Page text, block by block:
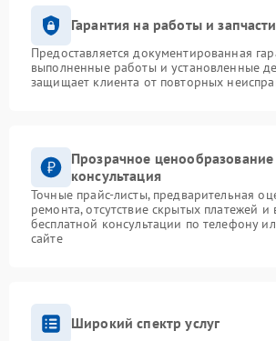
Гарантия на работы и запчасти
Предоставляется документированная
выполненные работы и установленные
защищает клиента от повторных
Прозрачное ценообразование
консультация
Точные прайс-листы, предварительная
ремонта, отсутствие скрытых платежей и
бесплатной консультации по телефону
сайте
Широкий спектр услуг